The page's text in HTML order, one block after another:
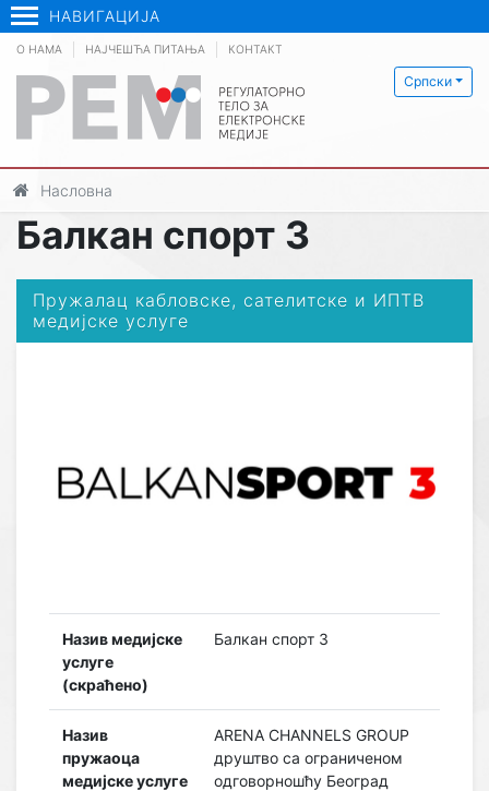
НАВИГАЦИЈА
Српски
О НАМА НАЈЧЕШЋА ПИТАЊА КОНТАКТ
Насловна
Балкан спорт 3
Пружалац кабловске, сателитске и ИПТВ
медијске услуге
Назив медијске
услуге
(скраћено)
Балкан спорт 3
Назив
пружаоца
медијске услуге
ARENA CHANNELS GROUP
друштво са ограниченом
одговорношћу Београд